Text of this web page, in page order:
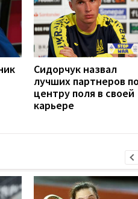
Cидорчук назвал
лучших партнеров
центру поля в своей
карьере